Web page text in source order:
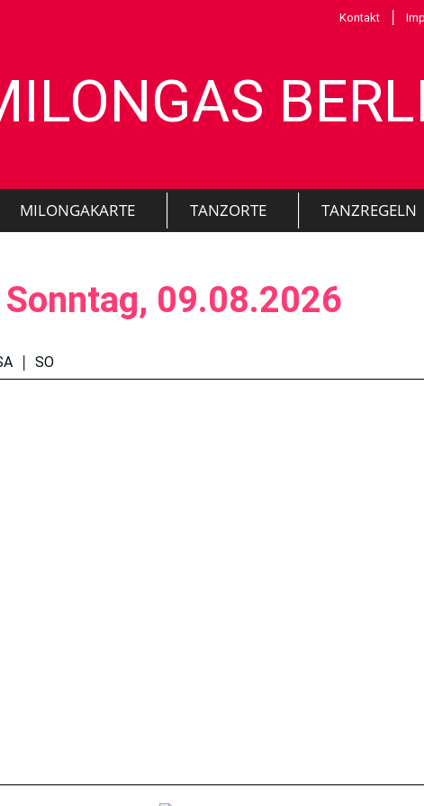
Kontakt |
MILONGAKARTE TANZORTE TANZREGELN
09.08.2026
| SO